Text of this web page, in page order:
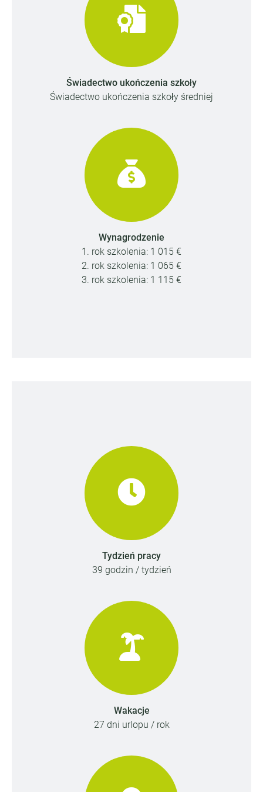
Świadectwo ukończenia szkoły
Świadectwo ukończenia szkoły średniej
Wynagrodzenie
1. rok szkolenia: 1 015 €
2. rok szkolenia: 1 065 €
3. rok szkolenia: 1 115 €
Tydzień pracy
39 godzin / tydzień
Wakacje
27 dni urlopu / rok